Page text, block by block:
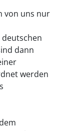
von uns nur
dann
werden